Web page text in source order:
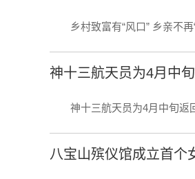
乡村致富有“风口” 乡亲不
神十三航天员为4月中
神十三航天员为4月中旬返
八宝山殡仪馆成立首个